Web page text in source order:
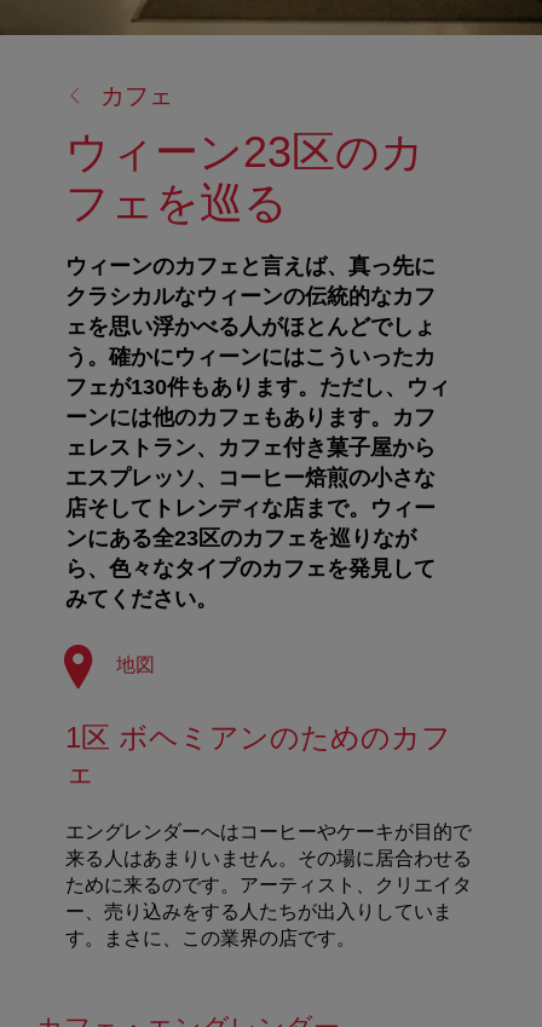
カフェ
ウィーン23区のカ
フェを巡る
ウィーンのカフェと言えば、真っ先に
クラシカルなウィーンの伝統的なカフ
ェを思い浮かべる人がほとんどでしょ
う。確かにウィーンにはこういったカ
フェが130件もあります。ただし、ウィ
ーンには他のカフェもあります。カフ
ェレストラン、カフェ付き菓子屋から
エスプレッソ、コーヒー焙煎の小さな
店そしてトレンディな店まで。ウィー
ンにある全23区のカフェを巡りなが
ら、色々なタイプのカフェを発見して
みてください。
地図
1区 ボヘミアンのためのカフ
ェ
エングレンダーへはコーヒーやケーキが目的で
来る人はあまりいません。その場に居合わせる
ために来るのです。アーティスト、クリエイタ
ー、売り込みをする人たちが出入りしていま
す。まさに、この業界の店です。